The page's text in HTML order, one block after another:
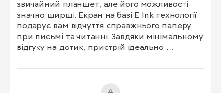
звичайний планшет, але його можливості
значно ширші. Екран на базі E Ink технології
подарує вам відчуття справжнього паперу
при письмі та читанні. Завдяки мінімальному
відгуку на дотик, пристрій ідеально